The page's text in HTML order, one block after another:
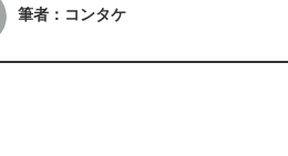
筆者：コンタケ